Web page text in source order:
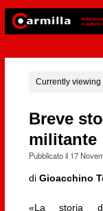
Currently viewing
Breve
militante
Pubblicato il 17
di Gioacchino
«La storia